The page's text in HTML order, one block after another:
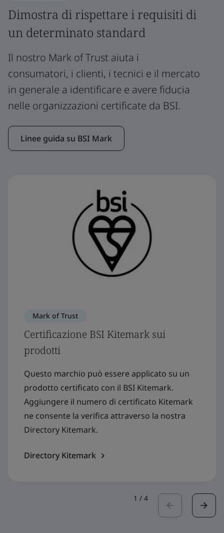
Dimostra di rispettare i requisiti di
un determinato standard
Il nostro Mark of Trust aiuta i
consumatori, i clienti, i tecnici e il mercato
in generale a identificare e avere fiducia
nelle organizzazioni certificate da BSI.
Linee guida su BSI Mark
Mark of Trust
Certificazione BSI Kitemark sui
prodotti
Questo marchio può essere applicato su un
prodotto certificato con il BSI Kitemark.
Aggiungere il numero di certificato Kitemark
ne consente la verifica attraverso la nostra
Directory Kitemark.
Directory Kitemark
1 / 4